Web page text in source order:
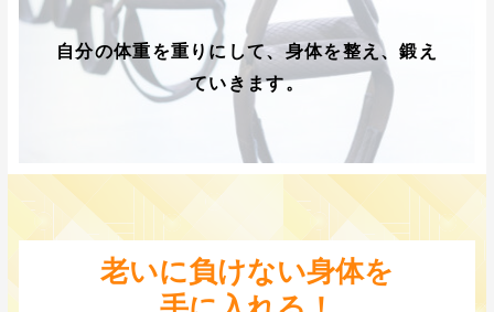
自分の体重を重りにして、身体を整え、鍛え
ていきます。
老いに負けない身体を